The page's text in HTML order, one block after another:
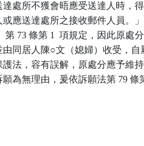
達處所不獲會晤應受送達人時，
或應送達處所之接收郵件人員。
、第 73 條第 1  項規定，因此原
由同居人陳○文（媳婦）收受，
護法，容有誤解，原處分應予維持
為無理由，爰依訴願法第 79 條